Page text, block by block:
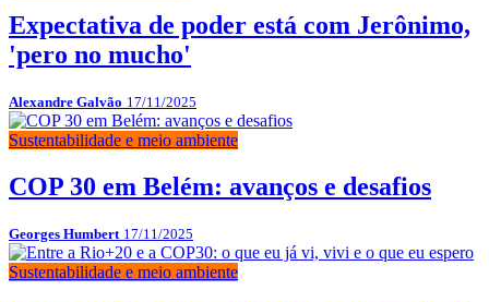
Expectativa de poder está com Jerônimo,
'pero no mucho'
Alexandre Galvão 17/11/2025
Sustentabilidade e meio ambiente
COP 30 em Belém: avanços e desafios
Georges Humbert 17/11/2025
Sustentabilidade e meio ambiente